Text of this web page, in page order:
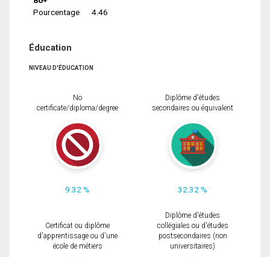
Pourcentage
4.46
Éducation
NIVEAU D'ÉDUCATION
No
certificate/diploma/degree
9.32 %
Diplôme d'études
secondaires ou équivalent
32.32 %
Certificat ou diplôme
d'apprentissage ou d'une
école de métiers
Diplôme d'études
collégiales ou d'études
postsecondaires (non
universitaires)